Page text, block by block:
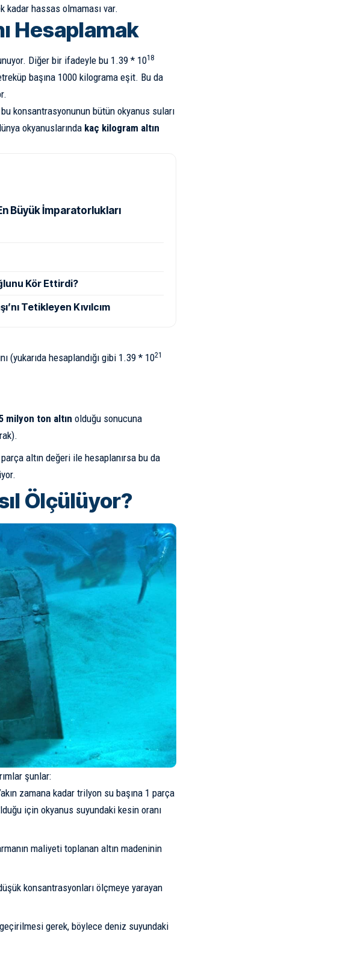
kadar hassas olmaması var.
Hesaplamak
Diğer bir ifadeyle bu 1.39 * 1018
başına 1000 kilograma eşit. Bu da
konsantrasyonunun bütün okyanus suları
okyanuslarında kaç kilogram altın
Büyük İmparatorlukları
Kör Ettirdi?
Tetikleyen Kıvılcım
(yukarıda hesaplandığı gibi 1.39 * 1021
milyon ton altın olduğu sonucuna
altın değeri ile hesaplanırsa bu da
Ölçülüyor?
şunlar:
zamana kadar trilyon su başına 1 parça
için okyanus suyundaki kesin oranı
maliyeti toplanan altın madeninin
konsantrasyonları ölçmeye yarayan
gerek, böylece deniz suyundaki